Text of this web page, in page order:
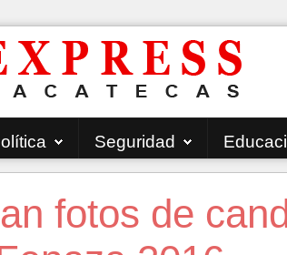
Seguridad
fotos de